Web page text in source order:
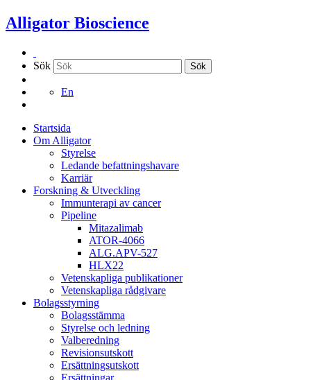
Hoppa
till
Alligator Bioscience
Sök Sök
En
Startsida
Om Alligator
Styrelse
Ledande befattningshavare
Karriär
Forskning & Utveckling
Immunterapi av cancer
Pipeline
Mitazalimab
ATOR-4066
ALG.APV-527
HLX22
Vetenskapliga publikationer
Vetenskapliga rådgivare
Bolagsstyrning
Bolagsstämma
Styrelse och ledning
Valberedning
Revisionsutskott
Ersättningsutskott
Ersättningar